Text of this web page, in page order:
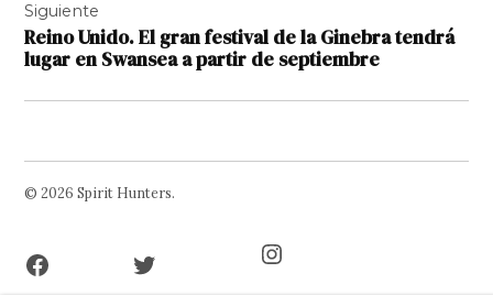
Siguiente
Reino Unido. El gran festival de la Ginebra tendrá
lugar en Swansea a partir de septiembre
© 2026 Spirit Hunters.